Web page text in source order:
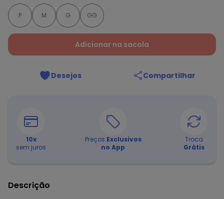
P M G GG
Adicionar na sacola
Desejos Compartilhar
10x
sem juros
Preços Exclusivos
no App
Troca
Grátis
Descrição